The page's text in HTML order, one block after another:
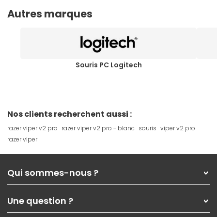
Autres marques
Souris PC Logitech
Nos clients recherchent aussi :
razer viper v2 pro razer viper v2 pro - blanc souris viper v2 pro
razer viper
Qui sommes-nous ?
Nos services
Les magasins Materiel.net
Une question ?